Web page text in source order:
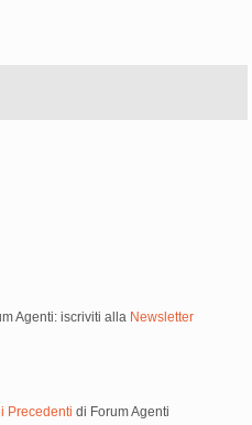
Agenti: iscriviti alla Newsletter
Precedenti di Forum Agenti